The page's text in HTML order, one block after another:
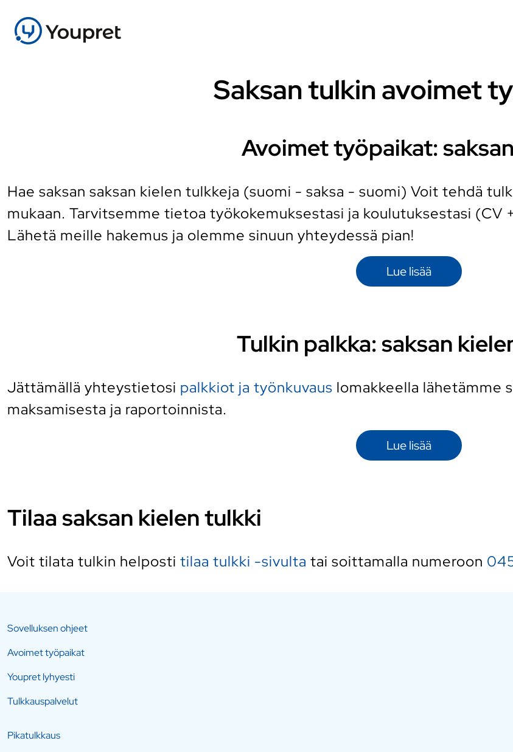
Saksan tulkin avoimet
Avoimet työpaikat:
Hae saksan saksan kielen tulkkeja (suomi - saksa - suomi) Voit tehdä
mukaan. Tarvitsemme tietoa työkokemuksestasi ja koulutuksestasi
Lähetä meille hakemus ja olemme sinuun yhteydessä pian!
Lue lisää
Tulkin palkka: saksan
Jättämällä yhteystietosi palkkiot ja työnkuvaus lomakkeella lähetämme
maksamisesta ja raportoinnista.
Lue lisää
Tilaa saksan kielen tulkki
Voit tilata tulkin helposti tilaa tulkki -sivulta tai soittamalla numeroon
Sovelluksen ohjeet
Avoimet työpaikat
Youpret lyhyesti
Tulkkauspalvelut
Pikatulkkaus